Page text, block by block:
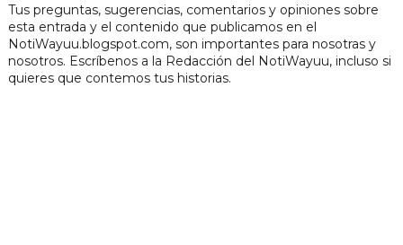
Tus preguntas, sugerencias, comentarios y opiniones sobre
esta entrada y el contenido que publicamos en el
NotiWayuu.blogspot.com, son importantes para nosotras y
nosotros. Escríbenos a la Redacción del NotiWayuu, incluso si
quieres que contemos tus historias.